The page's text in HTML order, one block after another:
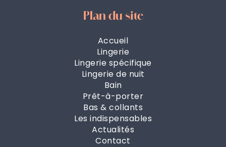
Plan du site
Accueil
Lingerie
Lingerie spécifique
Lingerie de nuit
Bain
Prêt-à-porter
Bas & collants
Les indispensables
Actualités
Contact